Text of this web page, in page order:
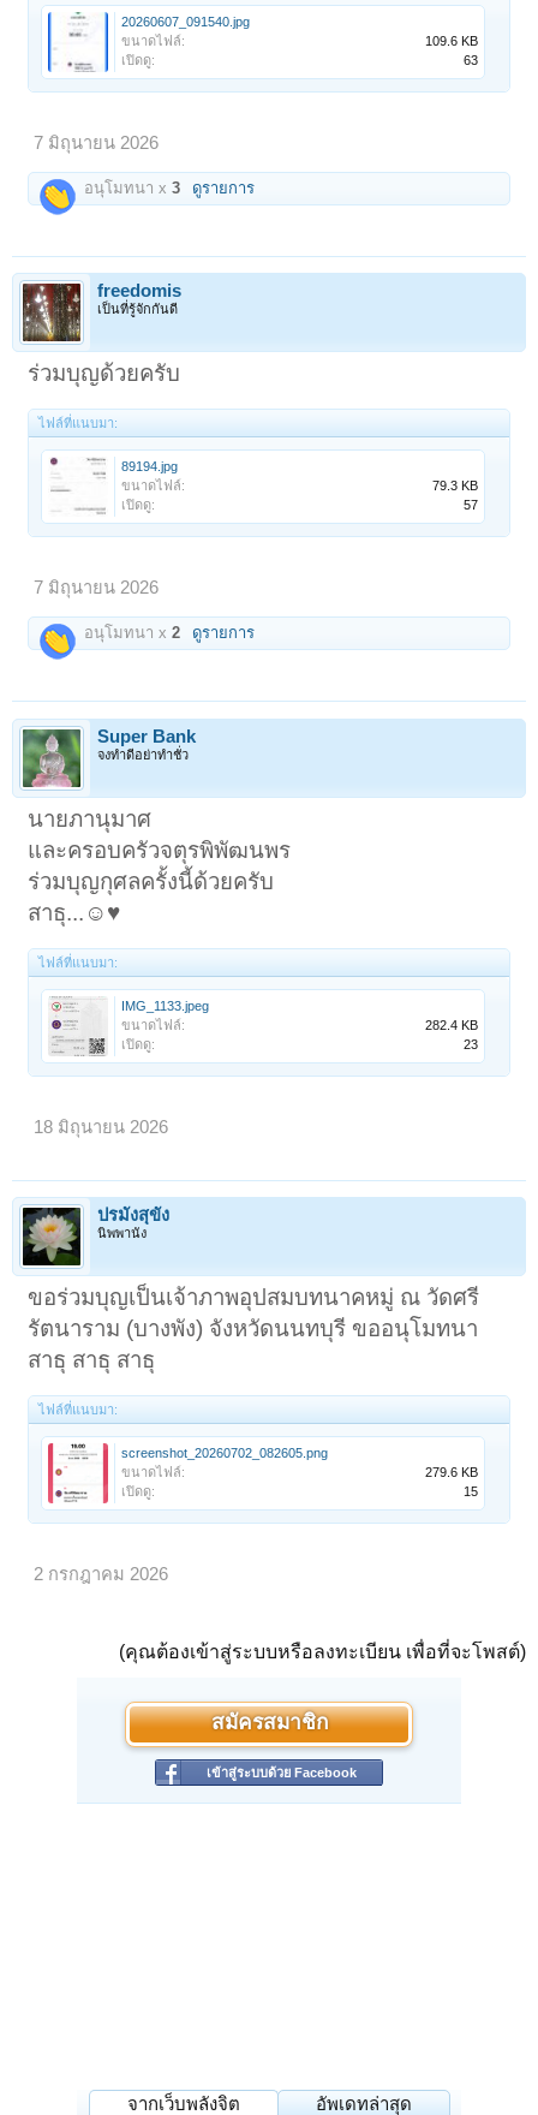
20260607_091540.jpg
ขนาดไฟล์:
109.6 KB
เปิดดู:
63
7 มิถุนายน 2026
อนุโมทนา x3 ดูรายการ
freedomis
เป็นที่รู้จักกันดี
ร่วมบุญด้วยครับ
ไฟล์ที่แนบมา:
89194.jpg
ขนาดไฟล์:
79.3 KB
เปิดดู:
57
7 มิถุนายน 2026
อนุโมทนา x2 ดูรายการ
Super Bank
จงทำดีอย่าทำชั่ว
นายภานุมาศ
และครอบครัวจตุรพิพัฒนพร
ร่วมบุญกุศลครั้งนี้ด้วยครับ
สาธุ...☺️♥️
ไฟล์ที่แนบมา:
IMG_1133.jpeg
ขนาดไฟล์:
282.4 KB
เปิดดู:
23
18 มิถุนายน 2026
ปรมังสุขัง
นิพพานัง
ขอร่วมบุญเป็นเจ้าภาพอุปสมบทนาคหมู่ ณ วัดศรี
รัตนาราม (บางพัง) จังหวัดนนทบุรี ขออนุโมทนา
สาธุ สาธุ สาธุ
ไฟล์ที่แนบมา:
screenshot_20260702_082605.png
ขนาดไฟล์:
279.6 KB
เปิดดู:
15
2 กรกฎาคม 2026
(คุณต้องเข้าสู่ระบบหรือลงทะเบียน เพื่อที่จะโพสต์)
สมัครสมาชิก
เข้าสู่ระบบด้วย Facebook
จากเว็บพลังจิต อัพเดทล่าสุด